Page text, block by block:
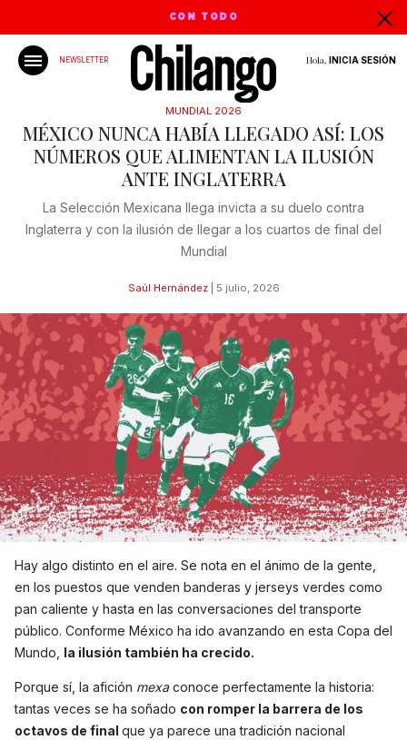
CON TODO
NEWSLETTER Hola, INICIA SESIÓN
MUNDIAL 2026
MÉXICO NUNCA HABÍA LLEGADO ASÍ: LOS
NÚMEROS QUE ALIMENTAN LA ILUSIÓN
ANTE INGLATERRA
La Selección Mexicana llega invicta a su duelo contra
Inglaterra y con la ilusión de llegar a los cuartos de final del
Mundial
Saúl Hernández 5 julio, 2026
Hay algo distinto en el aire. Se nota en el ánimo de la gente,
en los puestos que venden banderas y jerseys verdes como
pan caliente y hasta en las conversaciones del transporte
público. Conforme México ha ido avanzando en esta Copa del
Mundo, la ilusión también ha crecido.
Porque sí, la afición mexaconoce perfectamente la historia:
tantas veces se ha soñado con romper la barrera de los
octavos de final que ya parece una tradición nacional